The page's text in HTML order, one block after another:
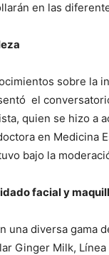
en las
sobre la
el
quien se hizo a
en Medicina
bajo la
facial y
una diversa gama
Ginger Milk,